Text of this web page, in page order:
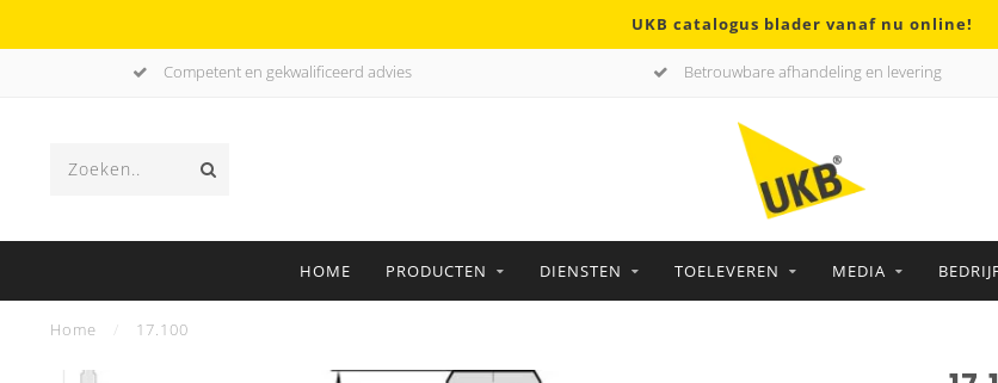
UKB catalogus blader vanaf nu online!
Competent en gekwalificeerd advies Betrouwbare afhandeling en levering
HOME PRODUCTEN DIENSTEN TOELEVEREN MEDIA
Home 17.100